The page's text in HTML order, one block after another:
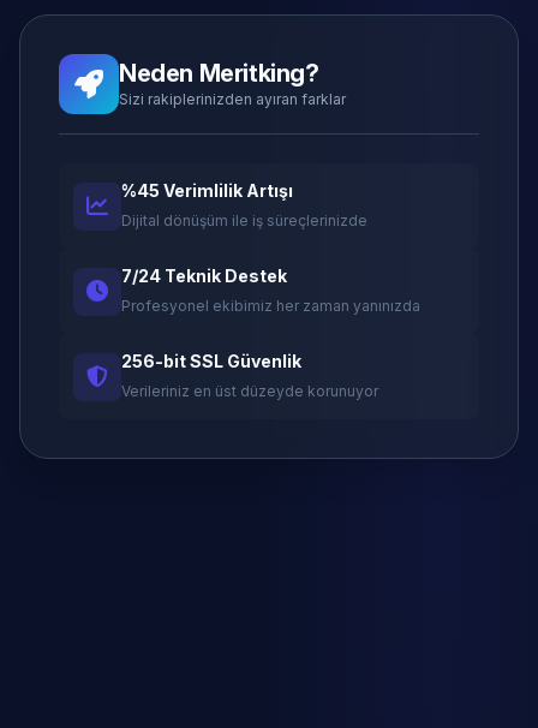
Neden Meritking?
Sizi rakiplerinizden ayıran farklar
%45 Verimlilik Artışı
Dijital dönüşüm ile iş süreçlerinizde
7/24 Teknik Destek
Profesyonel ekibimiz her zaman yanınızda
256-bit SSL Güvenlik
Verileriniz en üst düzeyde korunuyor